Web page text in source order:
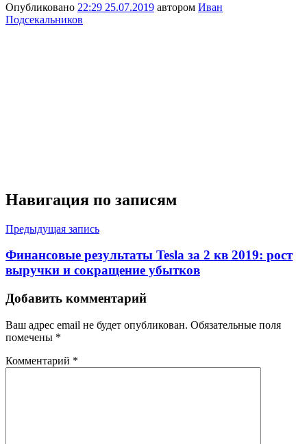
Опубликовано 22:29 25.07.2019 автором Иван
Подсекальников
Навигация по записям
Предыдущая запись
Финансовые результаты Tesla за 2 кв 2019: рост
выручки и сокращение убытков
Добавить комментарий
Ваш адрес email не будет опубликован. Обязательные поля
помечены *
Комментарий *